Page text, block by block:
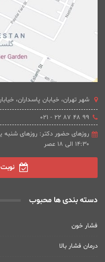
شهر تهران، خیابان پاسداران،
۹۹ ۴۸ ۸۷ ۲۲ - ۰۲۱
روزهای حضور دکتر: روزهای
۱۴:۳۰ الی ۱۸ عصر
دسته بندی ها محبوب
فشار خون
درمان فشار بالا